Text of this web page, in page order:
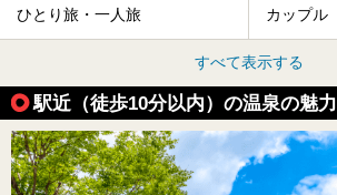
ひとり旅・一人旅 カップル
すべて表示する
駅近（徒歩10分以内）の温泉の魅力